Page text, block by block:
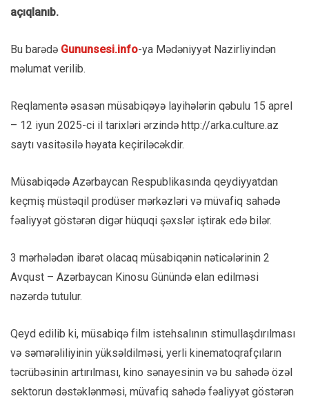
açıqlanıb.
Bu barədə Gununsesi.info-ya Mədəniyyət Nazirliyindən
məlumat verilib.
Reqlamentə əsasən müsabiqəyə layihələrin qəbulu 15 aprel
– 12 iyun 2025-ci il tarixləri ərzində http://arka.culture.az
saytı vasitəsilə həyata keçiriləcəkdir.
Müsabiqədə Azərbaycan Respublikasında qeydiyyatdan
keçmiş müstəqil prodüser mərkəzləri və müvafiq sahədə
fəaliyyət göstərən digər hüquqi şəxslər iştirak edə bilər.
3 mərhələdən ibarət olacaq müsabiqənin nəticələrinin 2
Avqust – Azərbaycan Kinosu Günündə elan edilməsi
nəzərdə tutulur.
Qeyd edilib ki, müsabiqə film istehsalının stimullaşdırılması
və səmərəliliyinin yüksəldilməsi, yerli kinematoqrafçıların
təcrübəsinin artırılması, kino sənayesinin və bu sahədə özəl
sektorun dəstəklənməsi, müvafiq sahədə fəaliyyət göstərən